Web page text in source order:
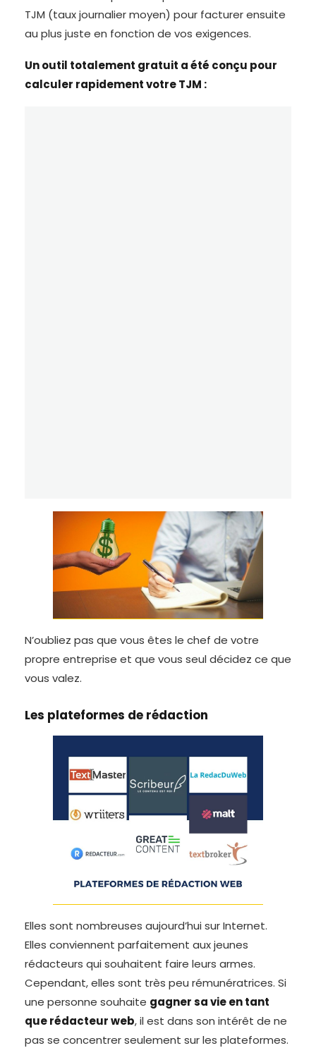
TJM (taux journalier moyen) pour facturer ensuite
au plus juste en fonction de vos exigences.
Un outil totalement gratuit a été conçu pour
calculer rapidement votre TJM :
N’oubliez pas que vous êtes le chef de votre
propre entreprise et que vous seul décidez ce que
vous valez.
Les plateformes de rédaction
Elles sont nombreuses aujourd’hui sur Internet.
Elles conviennent parfaitement aux jeunes
rédacteurs qui souhaitent faire leurs armes.
Cependant, elles sont très peu rémunératrices. Si
une personne souhaite gagner sa vie en tant
que rédacteur web, il est dans son intérêt de ne
pas se concentrer seulement sur les plateformes.